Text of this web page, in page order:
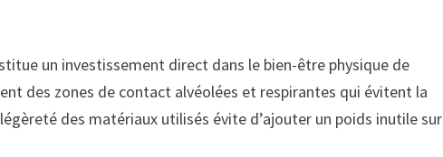
un investissement direct dans le bien-être physique de
des zones de contact alvéolées et respirantes qui évitent la
des matériaux utilisés évite d’ajouter un poids inutile sur